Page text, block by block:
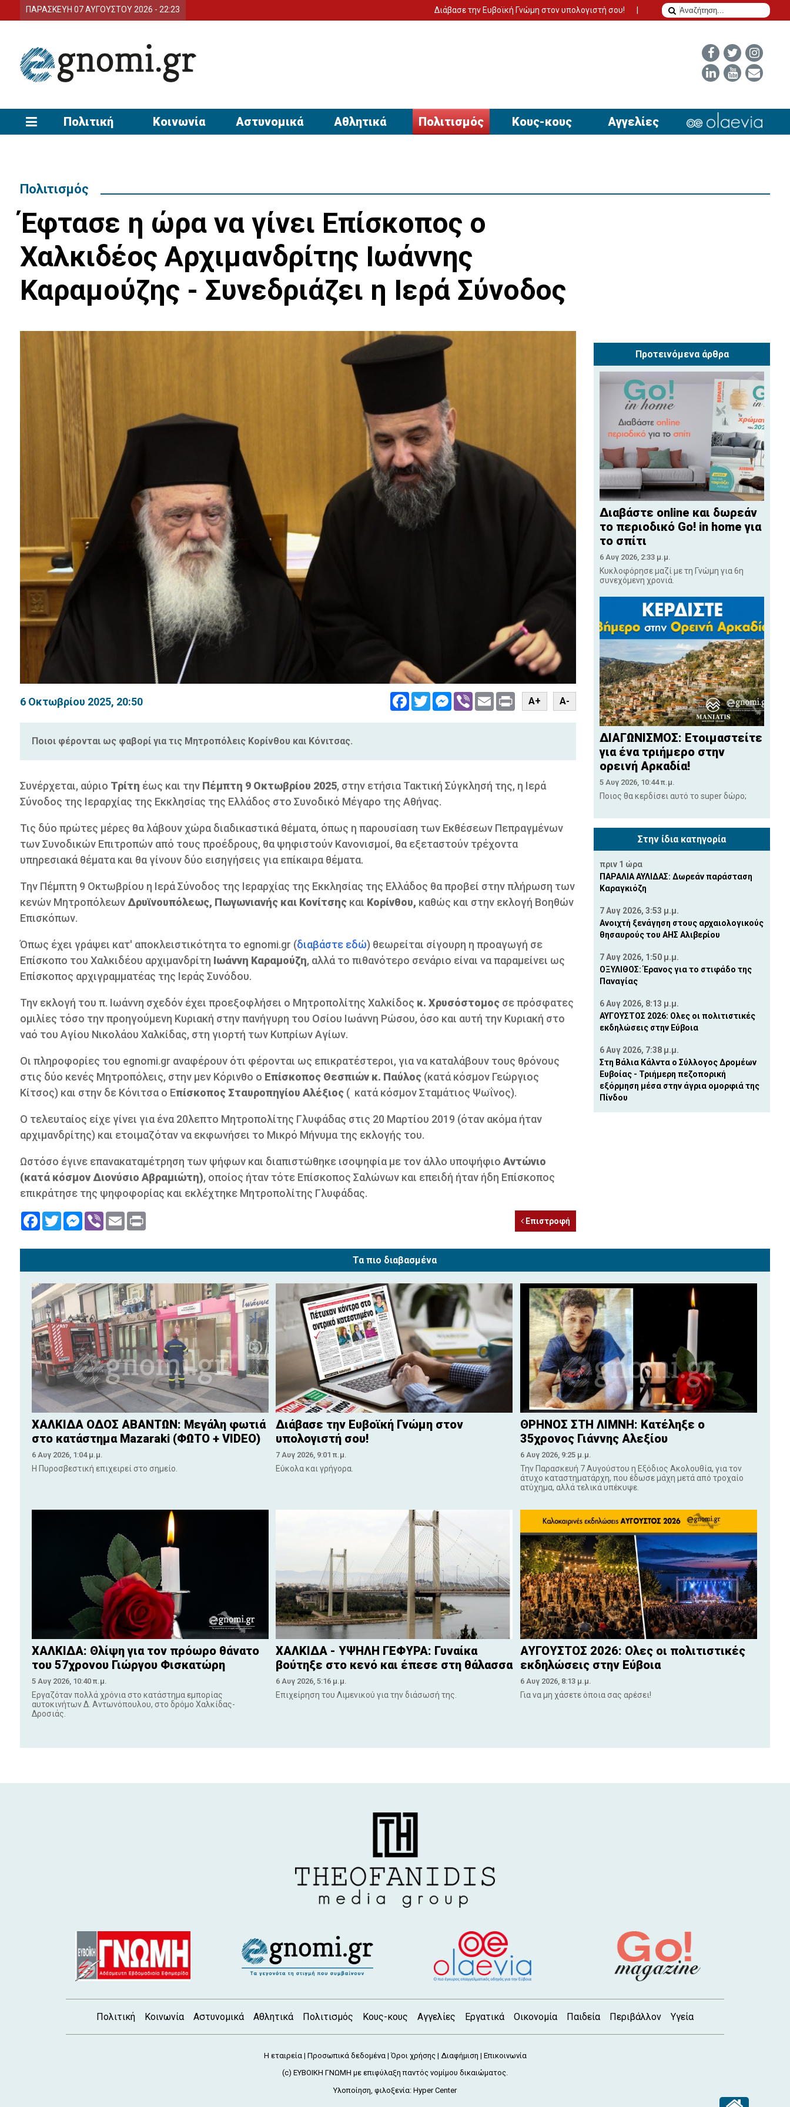
ΠΑΡΑΣΚΕΥΗ 07 ΑΥΓΟΥΣΤΟΥ 2026 - 22:23 Διάβασε την Ευβοϊκή Γνώμη στον υπολογιστή σου! Το δίδυμο της επιτυχίας για να έχει απήχηση η
Πολιτική Κοινωνία Αστυνομικά Αθλητικά Πολιτισμός Κους-κους Αγγελίες
Πολιτισμός
Έφτασε η ώρα να γίνει Επίσκοπος ο
Χαλκιδέος Αρχιμανδρίτης Ιωάννης
Καραμούζης - Συνεδριάζει η Ιερά Σύνοδος
6 Οκτωβρίου 2025, 20:50 FacebookTwitterMessenger
Viber Email PrintA+ A-
Ποιοι φέρονται ως φαβορί για τις Μητροπόλεις Κορίνθου και Κόνιτσας.
Συνέρχεται, αύριο Τρίτη έως και την Πέμπτη 9 Οκτωβρίου 2025, στην ετήσια Τακτική Σύγκλησή της, η Ιερά
Σύνοδος της Ιεραρχίας της Εκκλησίας της Ελλάδος στο Συνοδικό Μέγαρο της Αθήνας.
Τις δύο πρώτες μέρες θα λάβουν χώρα διαδικαστικά θέματα, όπως η παρουσίαση των Εκθέσεων Πεπραγμένων
των Συνοδικών Επιτροπών από τους προέδρους, θα ψηφιστούν Κανονισμοί, θα εξεταστούν τρέχοντα
υπηρεσιακά θέματα και θα γίνουν δύο εισηγήσεις για επίκαιρα θέματα.
Την Πέμπτη 9 Οκτωβρίου η Ιερά Σύνοδος της Ιεραρχίας της Εκκλησίας της Ελλάδος θα προβεί στην πλήρωση των
κενών Μητροπόλεων Δρυϊνουπόλεως, Πωγωνιανής και Κονίτσηςκαι Κορίνθου, καθώς και στην εκλογή Βοηθών
Επισκόπων.
Όπως έχει γράψει κατ' αποκλειστικότητα το egnomi.gr (διαβάστε εδώ) θεωρείται σίγουρη η προαγωγή σε
Επίσκοπο του Χαλκιδέου αρχιμανδρίτη Ιωάννη Καραμούζη, αλλά το πιθανότερο σενάριο είναι να παραμείνει ως
Επίσκοπος αρχιγραμματέας της Ιεράς Συνόδου.
Την εκλογή του π. Ιωάννη σχεδόν έχει προεξοφλήσει ο Μητροπολίτης Χαλκίδος κ. Χρυσόστομοςσε πρόσφατες
ομιλίες τόσο την προηγούμενη Κυριακή στην πανήγυρη του Οσίου Ιωάννη Ρώσου, όσο και αυτή την Κυριακή στο
ναό του Αγίου Νικολάου Χαλκίδας, στη γιορτή των Κυπρίων Αγίων.
Οι πληροφορίες του egnomi.gr αναφέρουν ότι φέρονται ως επικρατέστεροι, για να καταλάβουν τους θρόνους
στις δύο κενές Μητροπόλεις, στην μεν Κόρινθο ο Επίσκοπος Θεσπιών κ. Παύλος(κατά κόσμον Γεώργιος
Κίτσος) και στην δε Κόνιτσα ο Επίσκοπος Σταυροπηγίου Αλέξιος( κατά κόσμον Σταμάτιος Ψωΐνος).
Ο τελευταίος είχε γίνει για ένα 20λεπτο Μητροπολίτης Γλυφάδας στις 20 Μαρτίου 2019 (όταν ακόμα ήταν
αρχιμανδρίτης) και ετοιμαζόταν να εκφωνήσει το Μικρό Μήνυμα της εκλογής του.
Ωστόσο έγινε επανακαταμέτρηση των ψήφων και διαπιστώθηκε ισοψηφία με τον άλλο υποψήφιο Αντώνιο
(κατά κόσμον Διονύσιο Αβραμιώτη), οποίος ήταν τότε Επίσκοπος Σαλώνων και επειδή ήταν ήδη Επίσκοπος
επικράτησε της ψηφοφορίας και εκλέχτηκε Μητροπολίτης Γλυφάδας.
FacebookTwitterMessenger
Viber Email Print Επιστροφή
Προτεινόμενα άρθρα
Διαβάστε online και δωρεάν
το περιοδικό Go! in home για
το σπίτι
6 Αυγ 2026, 2:33 μ.μ.
Κυκλοφόρησε μαζί με τη Γνώμη για 6η
συνεχόμενη χρονιά.
ΔΙΑΓΩΝΙΣΜΟΣ: Ετοιμαστείτε
για ένα τριήμερο στην
ορεινή Αρκαδία!
5 Αυγ 2026, 10:44 π.μ.
Ποιος θα κερδίσει αυτό το super δώρο;
Στην ίδια κατηγορία
πριν 1 ώρα
ΠΑΡΑΛΙΑ ΑΥΛΙΔΑΣ: Δωρεάν παράσταση
Καραγκιόζη
7 Αυγ 2026, 3:53 μ.μ.
Ανοιχτή ξενάγηση στους αρχαιολογικούς
θησαυρούς του ΑΗΣ Αλιβερίου
7 Αυγ 2026, 1:50 μ.μ.
ΟΞΥΛΙΘΟΣ: Έρανος για το στιφάδο της
Παναγίας
6 Αυγ 2026, 8:13 μ.μ.
ΑΥΓΟΥΣΤΟΣ 2026: Ολες οι πολιτιστικές
εκδηλώσεις στην Εύβοια
6 Αυγ 2026, 7:38 μ.μ.
Στη Βάλια Κάλντα ο Σύλλογος Δρομέων
Ευβοίας - Τριήμερη πεζοπορική
εξόρμηση μέσα στην άγρια ομορφιά της
Πίνδου
Τα πιο διαβασμένα
ΧΑΛΚΙΔΑ ΟΔΟΣ ΑΒΑΝΤΩΝ: Μεγάλη φωτιά
στο κατάστημα Mazaraki (ΦΩΤΟ + VIDEO)
6 Αυγ 2026, 1:04 μ.μ.
Η Πυροσβεστική επιχειρεί στο σημείο.
Διάβασε την Ευβοϊκή Γνώμη στον
υπολογιστή σου!
7 Αυγ 2026, 9:01 π.μ.
Εύκολα και γρήγορα.
ΘΡΗΝΟΣ ΣΤΗ ΛΙΜΝΗ: Κατέληξε ο
35χρονος Γιάννης Αλεξίου
6 Αυγ 2026, 9:25 μ.μ.
Την Παρασκευή 7 Αυγούστου η Εξόδιος Ακολουθία, για τον
άτυχο καταστηματάρχη, που έδωσε μάχη μετά από τροχαίο
ατύχημα, αλλά τελικά υπέκυψε.
ΧΑΛΚΙΔΑ: Θλίψη για τον πρόωρο θάνατο
του 57χρονου Γιώργου Φισκατώρη
5 Αυγ 2026, 10:40 π.μ.
Εργαζόταν πολλά χρόνια στο κατάστημα εμπορίας
αυτοκινήτων Δ. Αντωνόπουλου, στο δρόμο Χαλκίδας-
Δροσιάς.
ΧΑΛΚΙΔΑ - ΥΨΗΛΗ ΓΕΦΥΡΑ: Γυναίκα
βούτηξε στο κενό και έπεσε στη θάλασσα
6 Αυγ 2026, 5:16 μ.μ.
Επιχείρηση του Λιμενικού για την διάσωσή της.
ΑΥΓΟΥΣΤΟΣ 2026: Ολες οι πολιτιστικές
εκδηλώσεις στην Εύβοια
6 Αυγ 2026, 8:13 μ.μ.
Για να μη χάσετε όποια σας αρέσει!
Πολιτική Κοινωνία Αστυνομικά Αθλητικά Πολιτισμός Κους-κους Αγγελίες Εργατικά Οικονομία Παιδεία Περιβάλλον Υγεία
Η εταιρεία | Προσωπικά δεδομένα | Όροι χρήσης| Διαφήμιση | Επικοινωνία
(c) ΕΥΒΟΙΚΗ ΓΝΩΜΗ με επιφύλαξη παντός νομίμου δικαιώματος.
Υλοποίηση, φιλοξενία: Hyper Center